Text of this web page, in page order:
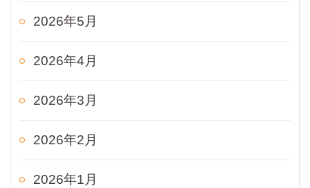
2026年5月
2026年4月
2026年3月
2026年2月
2026年1月